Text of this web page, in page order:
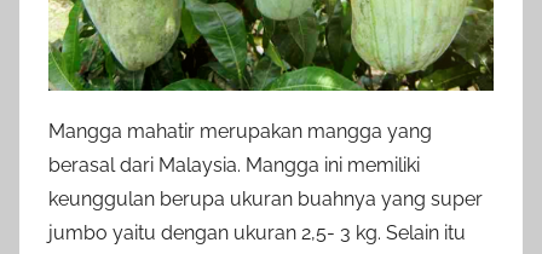
Mangga mahatir merupakan mangga yang
berasal dari Malaysia. Mangga ini memiliki
keunggulan berupa ukuran buahnya yang super
jumbo yaitu dengan ukuran 2,5- 3 kg. Selain itu